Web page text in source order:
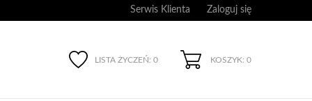
Serwis Klienta Zaloguj się
LISTA ŻYCZEŃ: 0 KOSZYK: 0